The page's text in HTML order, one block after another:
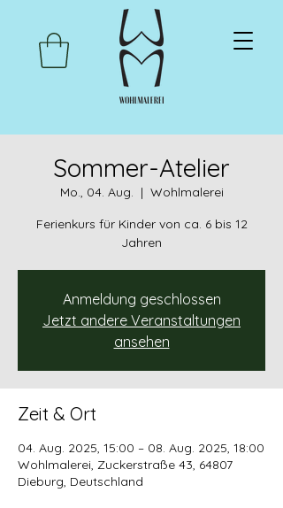
Sommer-Atelier
Mo., 04. Aug.
  |
Wohlmalerei
Ferienkurs für Kinder von ca. 6 bis 12
Jahren
Anmeldung geschlossen
Jetzt andere Veranstaltungen
ansehen
Zeit & Ort
04. Aug. 2025, 15:00 – 08. Aug. 2025, 18:00
Wohlmalerei, Zuckerstraße 43, 64807
Dieburg, Deutschland